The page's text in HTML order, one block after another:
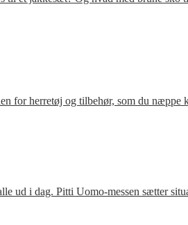
for herretøj og tilbehør, som du næppe
ud i dag. Pitti Uomo-messen sætter